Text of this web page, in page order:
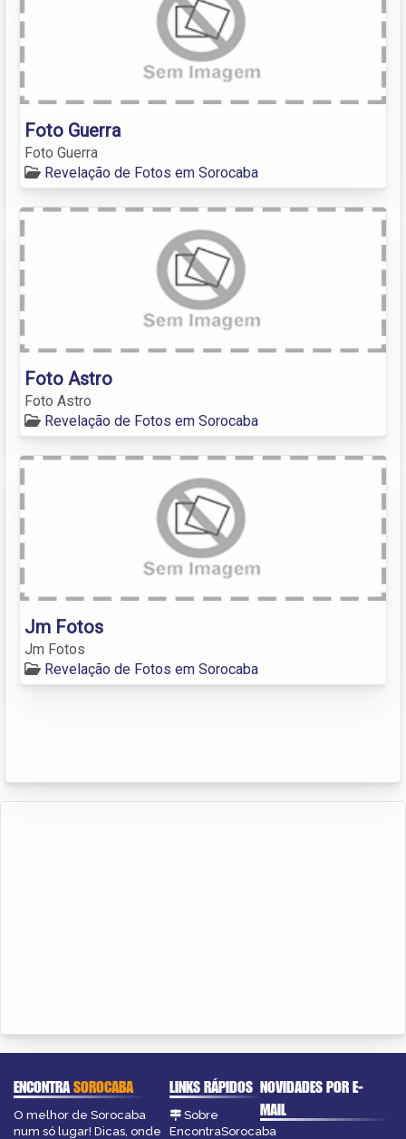
Foto Guerra
Foto Guerra
Revelação de Fotos em Sorocaba
Foto Astro
Foto Astro
Revelação de Fotos em Sorocaba
Jm Fotos
Jm Fotos
Revelação de Fotos em Sorocaba
ENCONTRASOROCABA
O melhor de Sorocaba
num só lugar! Dicas, onde
LINKS RÁPIDOS
Sobre
EncontraSorocaba
NOVIDADES POR E-
MAIL